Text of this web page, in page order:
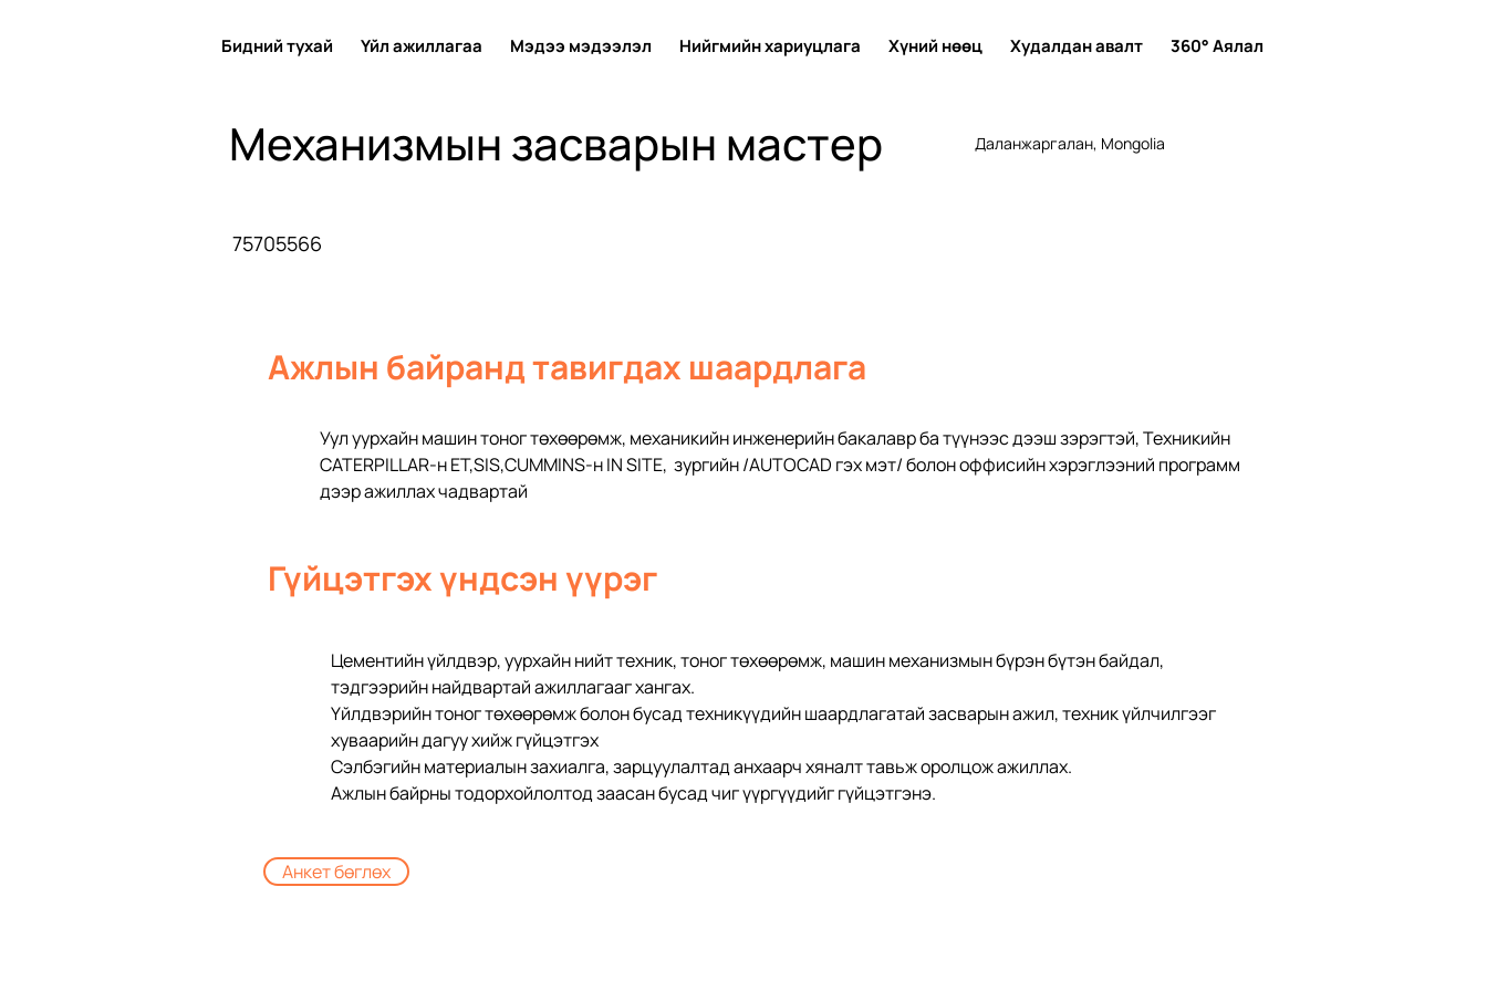
Бидний тухай Үйл ажиллагаа Мэдээ мэдээлэл Нийгмийн хариуцлага Хүний нөөц Худалдан авалт 360° Аялал
Механизмын засварын мастер Даланжаргалан, Mongolia
75705566
Ажлын байранд тавигдах шаардлага
Уул уурхайн машин тоног төхөөрөмж, механикийн инженерийн бакалавр ба түүнээс дээш зэрэгтэй, Техникийн
CATERPILLAR-н ЕT,SIS,CUMMINS-н IN SITE,  зургийн /АUTOCAD гэх мэт/ болон оффисийн хэрэглээний программ
дээр ажиллах чадвартай
Гүйцэтгэх үндсэн үүрэг
Цементийн үйлдвэр, уурхайн нийт техник, тоног төхөөрөмж, машин механизмын бүрэн бүтэн байдал,
тэдгээрийн найдвартай ажиллагааг хангах.
Үйлдвэрийн тоног төхөөрөмж болон бусад техникүүдийн шаардлагатай засварын ажил, техник үйлчилгээг
хуваарийн дагуу хийж гүйцэтгэх
Сэлбэгийн материалын захиалга, зарцуулалтад анхаарч хяналт тавьж оролцож ажиллах.
Ажлын байрны тодорхойлолтод заасан бусад чиг үүргүүдийг гүйцэтгэнэ.
Анкет бөглөх